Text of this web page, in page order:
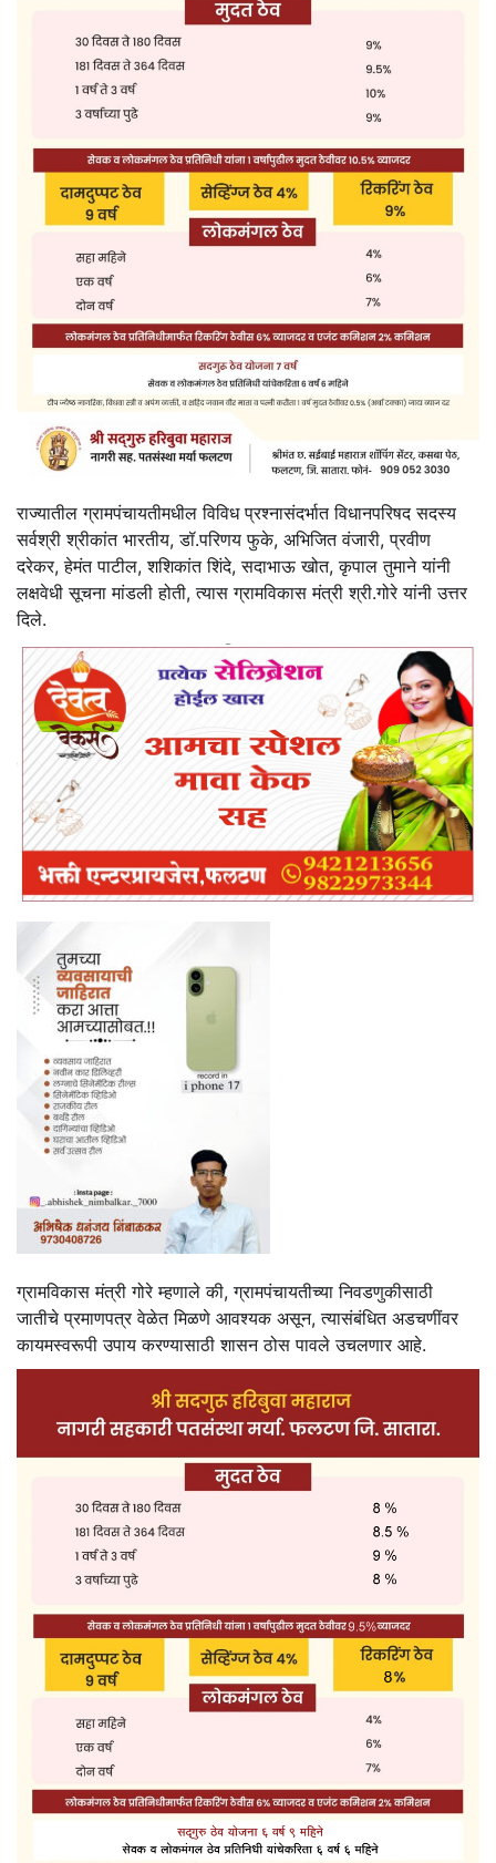
राज्यातील ग्रामपंचायतीमधील विविध प्रश्नासंदर्भात विधानपरिषद सदस्य
सर्वश्री श्रीकांत भारतीय, डॉ.परिणय फुके, अभिजित वंजारी, प्रवीण
दरेकर, हेमंत पाटील, शशिकांत शिंदे, सदाभाऊ खोत, कृपाल तुमाने यांनी
लक्षवेधी सूचना मांडली होती, त्यास ग्रामविकास मंत्री श्री.गोरे यांनी उत्तर
दिले.
ग्रामविकास मंत्री गोरे म्हणाले की, ग्रामपंचायतीच्या निवडणुकीसाठी
जातीचे प्रमाणपत्र वेळेत मिळणे आवश्यक असून, त्यासंबंधित अडचणींवर
कायमस्वरूपी उपाय करण्यासाठी शासन ठोस पावले उचलणार आहे.